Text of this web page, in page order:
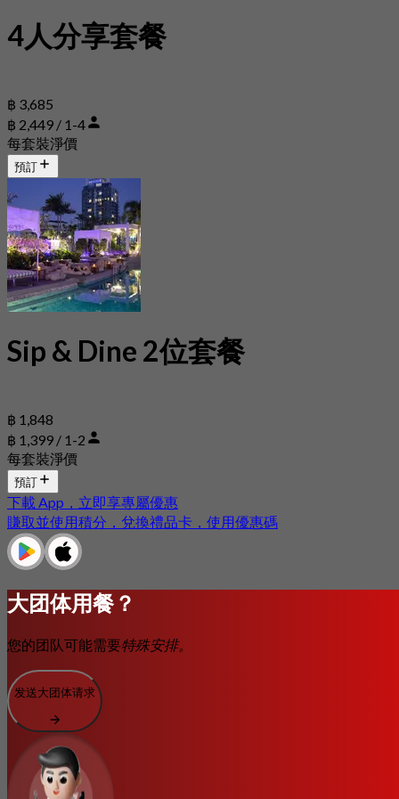
4人分享套餐
฿ 3,685
฿ 2,449 / 1-4
每套裝淨價
預訂
Sip & Dine 2位套餐
฿ 1,848
฿ 1,399 / 1-2
每套裝淨價
預訂
下載 App，立即享專屬優惠
賺取並使用積分，兌換禮品卡，使用優惠碼
大团体用餐？
您的团队可能需要特殊安排。
发送大团体请求